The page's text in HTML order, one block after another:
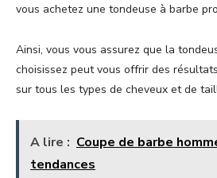
vous achetez une tondeuse à barbe
Ainsi, vous vous assurez que la
choisissez peut vous offrir des
sur tous les types de cheveux et de
A lire : Coupe de barbe
tendances